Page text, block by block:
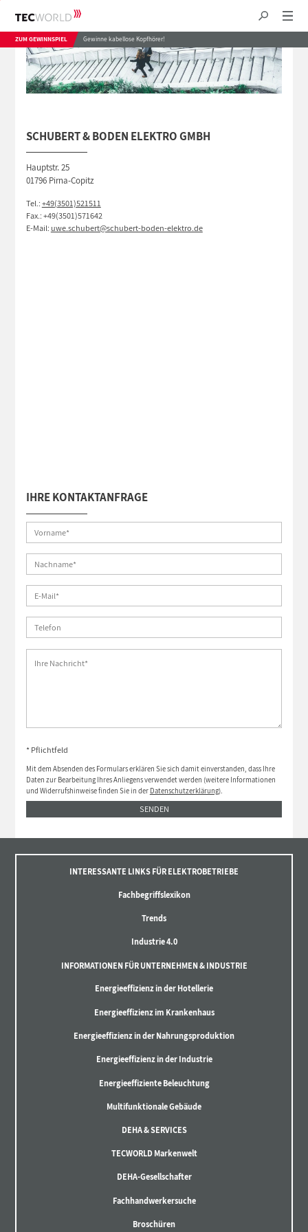
ZUM GEWINNSPIEL Gewinne kabellose Kopfhörer!
SCHUBERT & BODEN ELEKTRO GMBH
Hauptstr. 25
01796 Pirna-Copitz
Tel.:+49(3501)521511
Fax.: +49(3501)571642
E-Mail: uwe.schubert@schubert-boden-elektro.de
IHRE KONTAKTANFRAGE
* Pflichtfeld
Mit dem Absenden des Formulars erklären Sie sich damit einverstanden, dass Ihre
Daten zur Bearbeitung Ihres Anliegens verwendet werden (weitere Informationen
und Widerrufshinweise finden Sie in der Datenschutzerklärung).
SENDEN
INTERESSANTE LINKS FÜR ELEKTROBETRIEBE
Fachbegriffslexikon
Trends
Industrie 4.0
INFORMATIONEN FÜR UNTERNEHMEN & INDUSTRIE
Energieeffizienz in der Hotellerie
Energieeffizienz im Krankenhaus
Energieeffizienz in der Nahrungsproduktion
Energieeffizienz in der Industrie
Energieeffiziente Beleuchtung
Multifunktionale Gebäude
DEHA & SERVICES
TECWORLD Markenwelt
DEHA-Gesellschafter
Fachhandwerkersuche
Broschüren